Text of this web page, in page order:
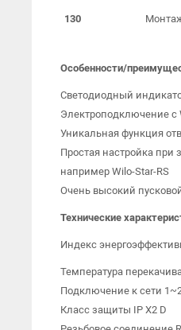
130
Особенности/
Светодиодный
Электроподключение с
Уникальная функция
Простая настройка при
например Wilo-Star-RS
Очень высокий
Технические
Индекс
Температура
Подключение к сети
Класс защиты IP X2 D